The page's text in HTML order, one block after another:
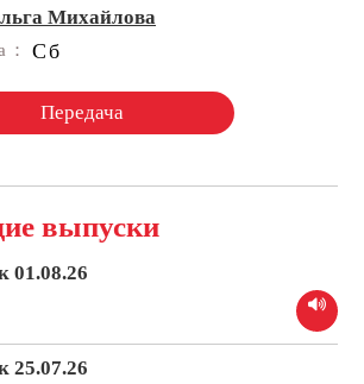
Михайлова
Сб
Передача
выпуски
01.08.26
25.07.26